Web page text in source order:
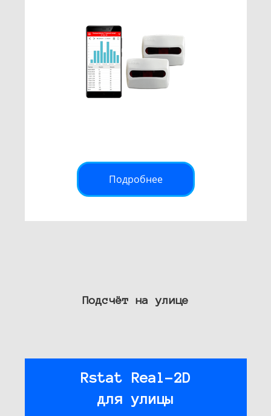
Подробнее
Подсчёт на улице
Rstat Real-2D
для улицы